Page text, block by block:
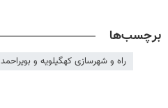
برچسب‌ها
راه و شهرسازی کهگیلویه و بویراحمد